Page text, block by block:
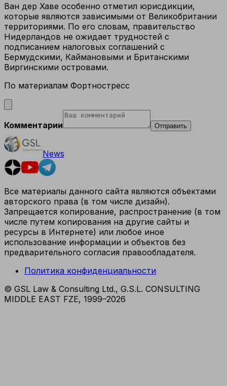
Ван дер Хаве особенно отметил юрисдикции,
которые являются зависимыми от Великобритании
территориями. По его словам, правительство
Нидерландов не ожидает трудностей с
подписанием налоговых соглашений с
Бермудскими, Каймановыми и Британскими
Виргинскими островами.
По материалам Фортностресс
Комментарии Отправить
News
Все материалы данного сайта являются объектами
авторского права (в том числе дизайн).
Запрещается копирование, распространение (в том
числе путем копирования на другие сайты и
ресурсы в Интернете) или любое иное
использование информации и объектов без
предварительного согласия правообладателя.
Политика конфиденциальности
© GSL Law & Consulting Ltd., G.S.L. CONSULTING
MIDDLE EAST FZE, 1999–2026